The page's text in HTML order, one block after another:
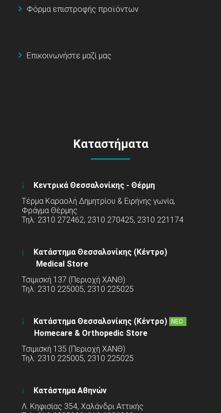
Φόρμα επιστροφής προϊόντων
Επικοινωνήστε μαζί μας
Καταστήματα
Κεντρικά Θεσσαλονίκης - Θέρμη
Τέρμα Καραολή Δημητρίου & Ειρήνης γωνία,
Φράγμα Θέρμης
Τηλ: 2310 272462, 2310 270425, 2310 221174
Κατάστημα Θεσσαλονίκης (Κέντρο)
Medical Store
Τσιμισκή 137 (Περιοχή ΧΑΝΘ)
Τηλ: 2310 225005, 2310 225025
Κατάστημα Θεσσαλονίκης (Κέντρο) ΝΕΟ
Homecare & Orthopedic Store
Τσιμισκή 135 (Περιοχή ΧΑΝΘ)
Τηλ: 2310 225005, 2310 225025
Κατάστημα Αθηνών
Λ. Κηφισίας 354, Χαλάνδρι Αττικής